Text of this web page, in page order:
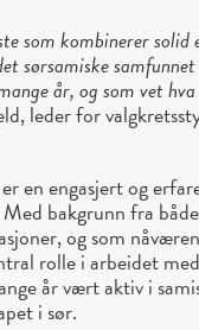
som kombinerer
sørsamiske
år, og som vet
leder for
en engasjert og
bakgrunn fra
og som
rolle i arbeidet
år vært aktiv i
i sør.